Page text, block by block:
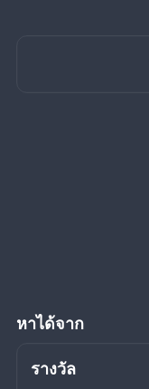
หาได้จาก
รางวัล